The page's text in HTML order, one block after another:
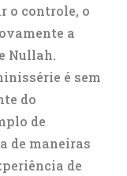
o controle, o
a
Nullah.
é sem
do
de
de maneiras
de